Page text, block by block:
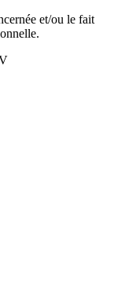
et/ou le fait